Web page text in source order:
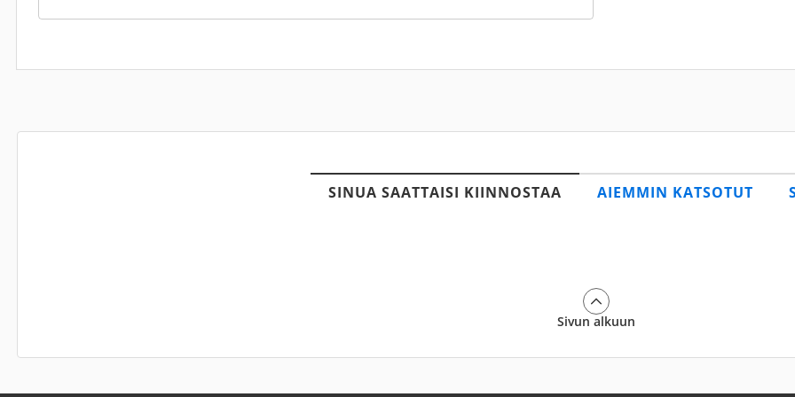
SINUA SAATTAISI KIINNOSTAA AIEMMIN KATSOTUT
Sivun alkuun